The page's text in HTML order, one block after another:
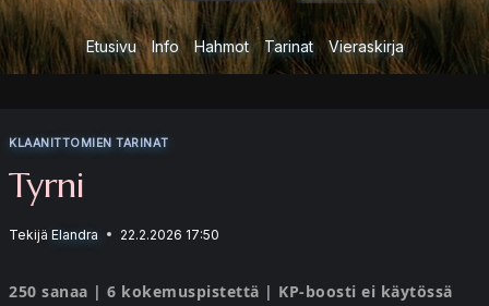
Etusivu Info Hahmot Tarinat Vieraskirja
KLAANITTOMIEN TARINAT
Tyrni
Tekijä Elandra 22.2.2026 17:50
250 sanaa | 6 kokemuspistettä | KP-boosti ei käytössä